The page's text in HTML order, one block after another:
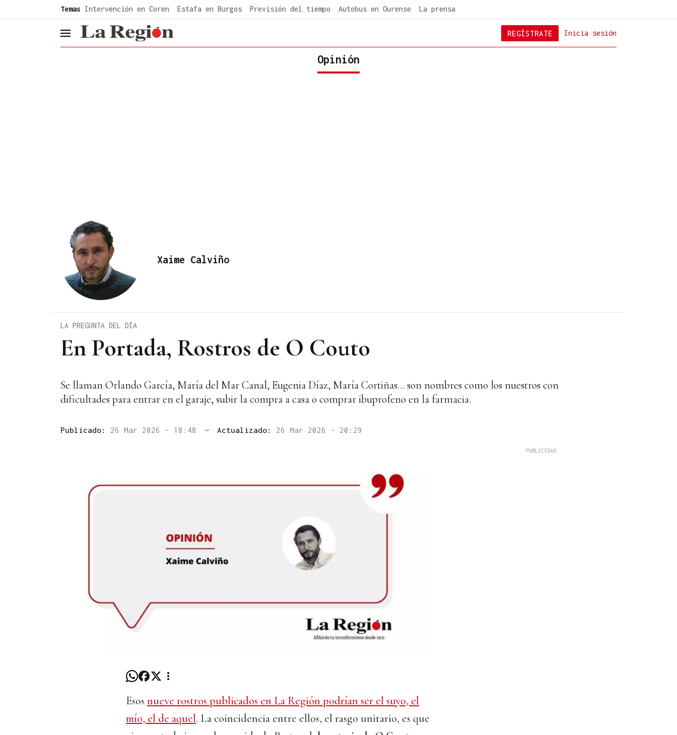
Temas Intervención en Coren Estafa en Burgos Previsión del tiempo Autobus en Ourense La prensa
header.menu.open Inicia sesión
REGÍSTRATE
Opinión
Xaime Calviño
En Portada, Rostros de O Couto
LA PREGUNTA DEL DÍA
Se llaman Orlando García, María del Mar Canal, Eugenia Díaz, María Cortiñas... son nombres como los nuestros con
dificultades para entrar en el garaje, subir la compra a casa o comprar ibuprofeno en la farmacia.
Publicado: 26 Mar 2026 - 18:48 — Actualizado: 26 Mar 2026 - 20:29
Esos nueve rostros publicados en La Región podrían ser el suyo, el
mío, el de aquel. La coincidencia entre ellos, el rasgo unitario, es que